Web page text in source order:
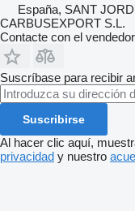
España, SANT
CARBUSEXPORT S.L.
Contacte con el vendedor
Suscríbase para recibir
Suscribirse
Al hacer clic aquí,
privacidad y nuestro